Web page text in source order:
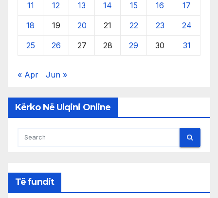
11 12 13 14 15 16 17
18 19 20 21 22 23 24
25 26 27 28 29 30 31
« Apr Jun »
Kërko Në Ulqini Online
Të fundit